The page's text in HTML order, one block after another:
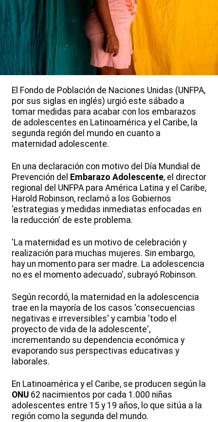
El Fondo de Población de Naciones Unidas (UNFPA,
por sus siglas en inglés) urgió este sábado a
tomar medidas para acabar con los embarazos
de adolescentes en Latinoamérica y el Caribe, la
segunda región del mundo en cuanto a
maternidad adolescente.
En una declaración con motivo del Día Mundial de
Prevención del Embarazo Adolescente, el director
regional del UNFPA para América Latina y el Caribe,
Harold Robinson, reclamó a los Gobiernos
'estrategias y medidas inmediatas enfocadas en
la reducción' de este problema.
'La maternidad es un motivo de celebración y
realización para muchas mujeres. Sin embargo,
hay un momento para ser madre. La adolescencia
no es el momento adecuado', subrayó Robinson.
Según recordó, la maternidad en la adolescencia
trae en la mayoría de los casos 'consecuencias
negativas e irreversibles' y cambia 'todo el
proyecto de vida de la adolescente',
incrementando su dependencia económica y
evaporando sus perspectivas educativas y
laborales.
En Latinoamérica y el Caribe, se producen según la
ONU 62 nacimientos por cada 1.000 niñas
adolescentes entre 15 y 19 años, lo que sitúa a la
región como la segunda del mundo.